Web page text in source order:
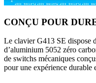
CONÇU POUR
Le clavier G413 SE dispose
d’aluminium 5052 zéro
de switchs mécaniques
pour une expérience durable